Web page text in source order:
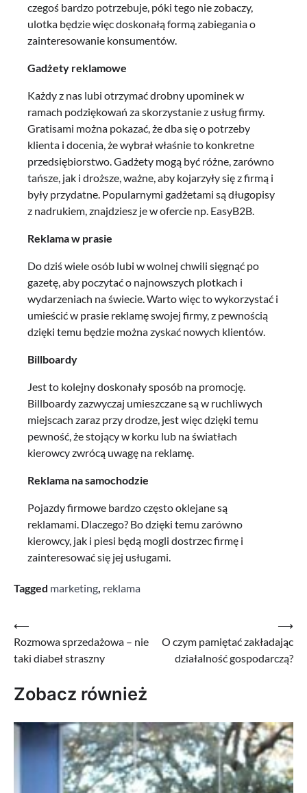
czegoś bardzo potrzebuje, póki tego nie zobaczy,
ulotka będzie więc doskonałą formą zabiegania o
zainteresowanie konsumentów.
Gadżety reklamowe
Każdy z nas lubi otrzymać drobny upominek w
ramach podziękowań za skorzystanie z usług firmy.
Gratisami można pokazać, że dba się o potrzeby
klienta i docenia, że wybrał właśnie to konkretne
przedsiębiorstwo. Gadżety mogą być różne, zarówno
tańsze, jak i droższe, ważne, aby kojarzyły się z firmą i
były przydatne. Popularnymi gadżetami są długopisy
z nadrukiem, znajdziesz je w ofercie np. EasyB2B.
Reklama w prasie
Do dziś wiele osób lubi w wolnej chwili sięgnąć po
gazetę, aby poczytać o najnowszych plotkach i
wydarzeniach na świecie. Warto więc to wykorzystać i
umieścić w prasie reklamę swojej firmy, z pewnością
dzięki temu będzie można zyskać nowych klientów.
Billboardy
Jest to kolejny doskonały sposób na promocję.
Billboardy zazwyczaj umieszczane są w ruchliwych
miejscach zaraz przy drodze, jest więc dzięki temu
pewność, że stojący w korku lub na światłach
kierowcy zwrócą uwagę na reklamę.
Reklama na samochodzie
Pojazdy firmowe bardzo często oklejane są
reklamami. Dlaczego? Bo dzięki temu zarówno
kierowcy, jak i piesi będą mogli dostrzec firmę i
zainteresować się jej usługami.
Tagged marketing, reklama
Nawigacja
wpisu
⟵
Rozmowa sprzedażowa – nie
taki diabeł straszny
O czym pamiętać zakładając
działalność gospodarczą?
⟶
Zobacz również